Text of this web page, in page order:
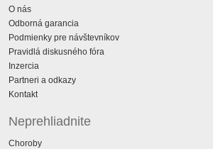
O nás
Odborná garancia
Podmienky pre návštevníkov
Pravidlá diskusného fóra
Inzercia
Partneri a odkazy
Kontakt
Neprehliadnite
Choroby